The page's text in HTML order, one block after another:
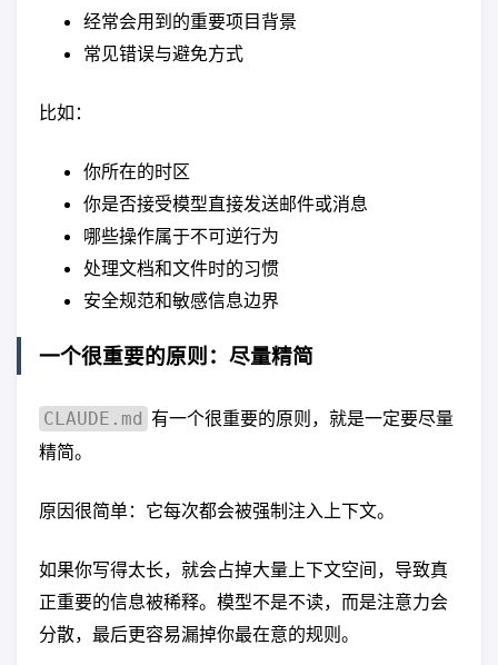
经常会用到的重要项目背景
常见错误与避免方式
比如：
你所在的时区
你是否接受模型直接发送邮件或消息
哪些操作属于不可逆行为
处理文档和文件时的习惯
安全规范和敏感信息边界
一个很重要的原则：尽量精简
CLAUDE.md 有一个很重要的原则，就是一定要尽量
精简。
原因很简单：它每次都会被强制注入上下文。
如果你写得太长，就会占掉大量上下文空间，导致真
正重要的信息被稀释。模型不是不读，而是注意力会
分散，最后更容易漏掉你最在意的规则。